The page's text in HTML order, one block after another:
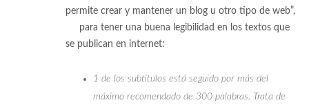
permite crear y mantener un blog u otro tipo de web”,
para tener una buena legibilidad en los textos que
se publican en internet:
1 de los subtítulos está seguido por más del
máximo recomendado de 300 palabras. Trata de